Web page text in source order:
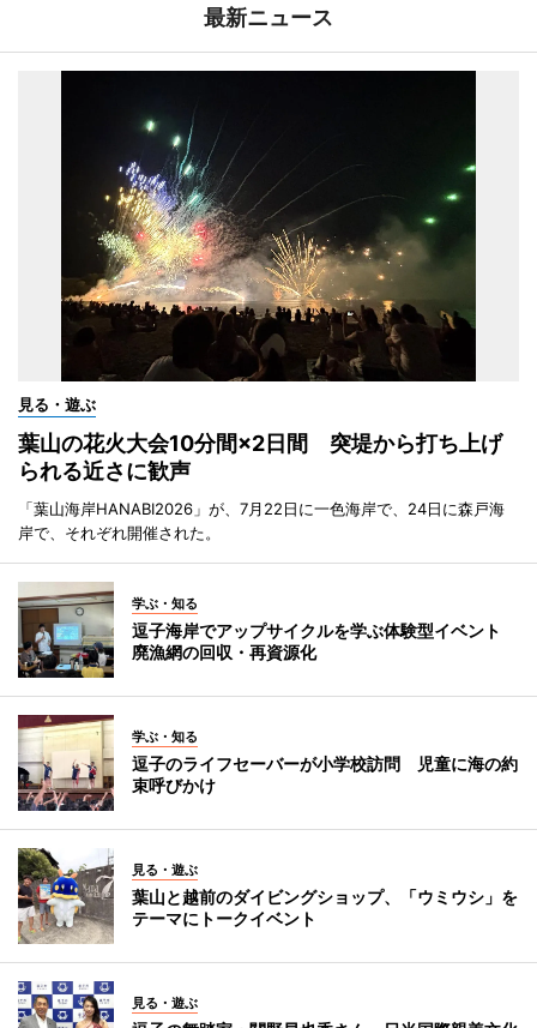
最新ニュース
見る・遊ぶ
葉山の花火大会10分間×2日間 突堤から打ち上げ
られる近さに歓声
「葉山海岸HANABI2026」が、7月22日に一色海岸で、24日に森戸海
岸で、それぞれ開催された。
学ぶ・知る
逗子海岸でアップサイクルを学ぶ体験型イベント
廃漁網の回収・再資源化
学ぶ・知る
逗子のライフセーバーが小学校訪問 児童に海の約
束呼びかけ
見る・遊ぶ
葉山と越前のダイビングショップ、「ウミウシ」を
テーマにトークイベント
見る・遊ぶ